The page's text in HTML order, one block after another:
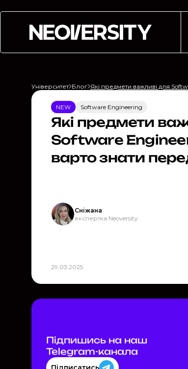
Університет Блог Які предмети важливі для
NEW Software Engineering
Які предмети
Software
варто знати
Сніжана
експертка Neoversity
29.03.2025
Підпишись на наш
Telegram-каналa